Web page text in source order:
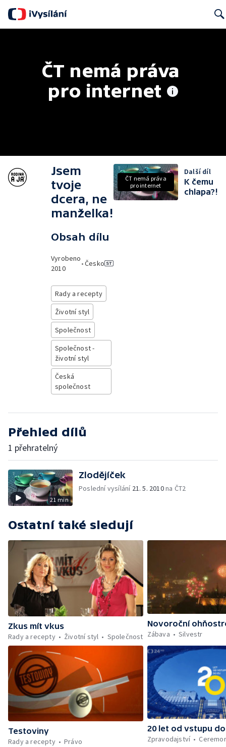
ČT nemá práva
pro internet
Jsem
tvoje
dcera, ne
manželka!
Obsah dílu
Vyrobeno
2010
•Česko
Rady a recepty
Životní styl
Společnost
Společnost -
životní styl
Česká
společnost
ČT nemá práva
pro internet
Další díl
K čemu
chlapa?!
Přehled dílů
1 přehratelný
21 min
Zlodějíček
Poslední vysílání 21. 5. 2010na ČT2
Ostatní také sledují
Zkus mít vkus
Rady a recepty
Životní styl Společnost
Novoroční
Zábava
Silvestr
Testoviny
Rady a recepty
Právo
20 let od vstupu do
Zpravodajství